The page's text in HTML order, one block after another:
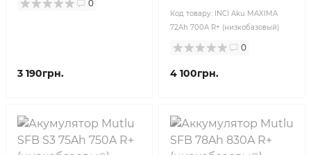
0
3 190грн.
Код товару: INCI Aku MAXIMA
72Ah 700A R+ (низкобазовый)
0
4 100грн.